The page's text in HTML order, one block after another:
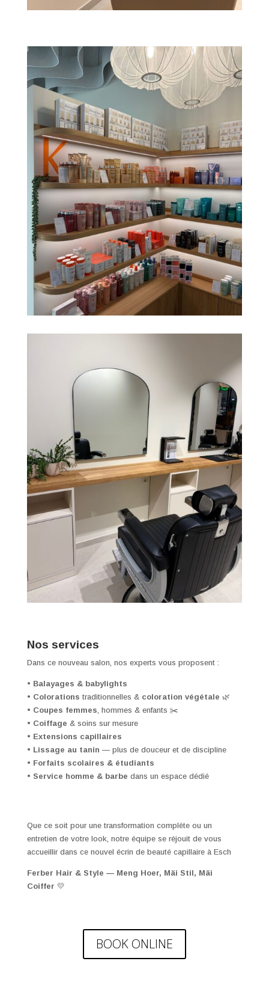
Nos services
Dans ce nouveau salon, nos experts vous proposent :
• Balayages & babylights
• Colorations traditionnelles & coloration végétale 🌿
• Coupes femmes , hommes & enfants ✂️
• Coiffage & soins sur mesure
• Extensions capillaires
• Lissage au tanin — plus de douceur et de discipline
• Forfaits scolaires & étudiants
• Service homme & barbe dans un espace dédié
Que ce soit pour une transformation complète ou un
entretien de votre look, notre équipe se réjouit de vous
accueillir dans ce nouvel écrin de beauté capillaire à Esch
Ferber Hair & Style — Meng Hoer, Mäi Stil, Mäi
Coiffer 💛
BOOK ONLINE